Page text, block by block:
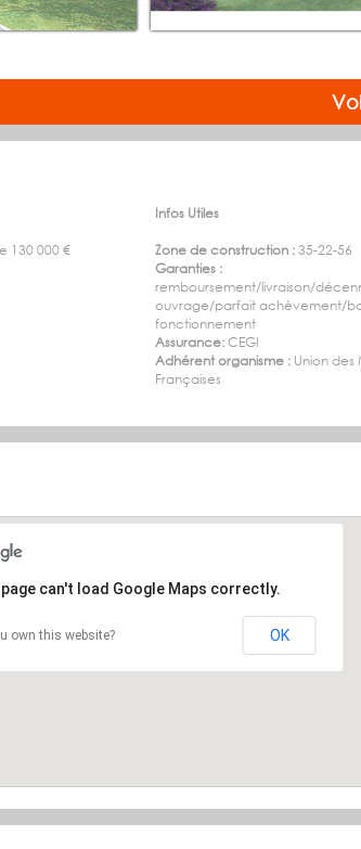
130 000 €
Infos Utiles
Zone de construction :35-22-56
Garanties :
remboursement/livraison/
ouvrage/parfait achèvement/
fonctionnement
Assurance:CEGI
Adhérent organisme : Union des
Françaises
can't load Google Maps correctly.
own this website? OK